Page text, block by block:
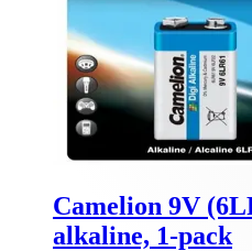
Camelion 9V
alkaline, 1-pack